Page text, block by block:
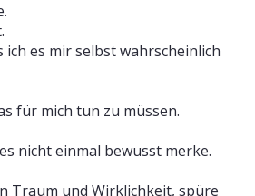
es mir selbst wahrscheinlich
für mich tun zu müssen.
nicht einmal bewusst merke.
Traum und Wirklichkeit, spüre